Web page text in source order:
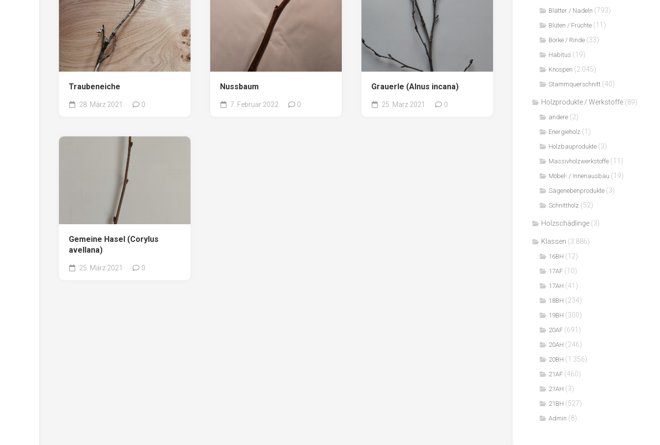
Traubeneiche
28. März 2021 0
Nussbaum
7. Februar 2022 0
Grauerle (Alnus incana)
25. März 2021 0
Gemeine Hasel (Corylus
avellana)
25. März 2021 0
Blätter / Nadeln (793)
Blüten / Früchte (11)
Borke / Rinde (33)
Habitus (19)
Knospen (2.045)
Stammquerschnitt (40)
Holzprodukte / Werkstoffe (89)
andere (2)
Energieholz (1)
Holzbauprodukte (3)
Massivholzwerkstoffe (11)
Möbel- / Innenausbau (19)
Sägenebenprodukte (3)
Schnittholz (52)
Holzschädlinge (3)
Klassen (3.886)
16BH (12)
17AF (10)
17AH (41)
18BH (234)
19BH (300)
20AF (691)
20AH (246)
20BH (1.356)
21AF (460)
21AH (3)
21BH (527)
Admin (8)